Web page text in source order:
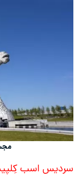
سردیس اسب